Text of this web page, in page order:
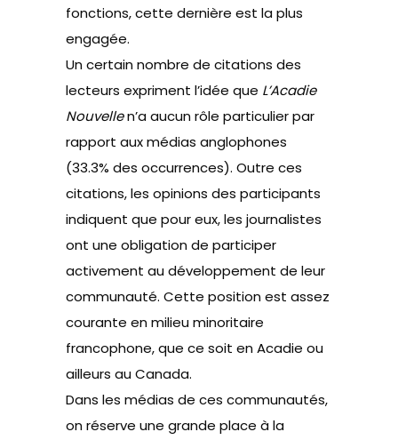
fonctions, cette dernière est la plus
engagée.
Un certain nombre de citations des
lecteurs expriment l’idée que L’Acadie
Nouvellen’a aucun rôle particulier par
rapport aux médias anglophones
(33.3% des occurrences). Outre ces
citations, les opinions des participants
indiquent que pour eux, les journalistes
ont une obligation de participer
activement au développement de leur
communauté. Cette position est assez
courante en milieu minoritaire
francophone, que ce soit en Acadie ou
ailleurs au Canada.
Dans les médias de ces communautés,
on réserve une grande place à la